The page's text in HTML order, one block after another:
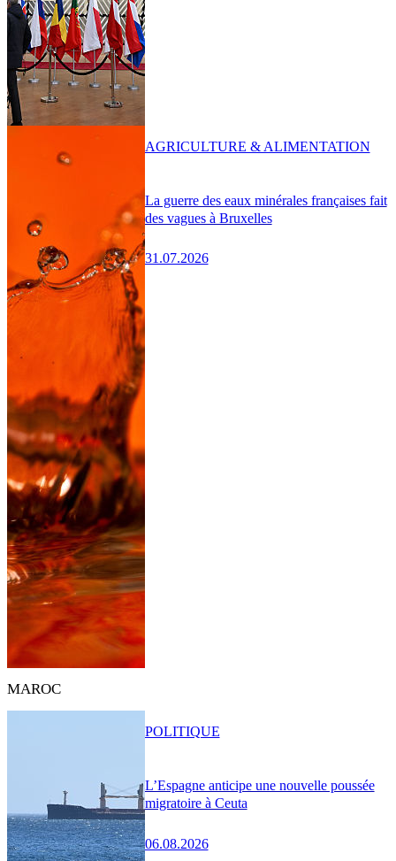
La guerre des eaux minérales françaises fait
des vagues à Bruxelles
31.07.2026
AGRICULTURE & ALIMENTATION
MAROC
L’Espagne anticipe une nouvelle poussée
migratoire à Ceuta
06.08.2026
POLITIQUE